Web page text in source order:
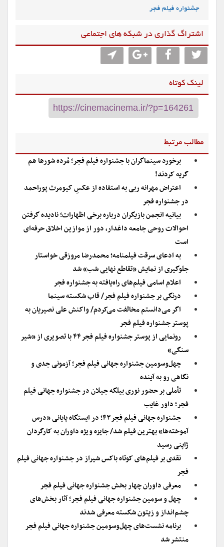
جشنواره فیلم فجر
اشتراگ گذاری در شبکه های اجتماعی
لینک کوتاه
مطالب مرتبط
برخورد سینماگران با جشنواره فیلم فجر؛ مُرده شورها هم
گریه کردند!
اعتراض مهرانه ربی به استفاده از عکسِ کیومرث پوراحمد
در جشنواره فجر
بیانیه انجمن بازیگران درباره برخی اظهارات؛ نادیده گرفتن
احوالات روحی جامعه داغدار، دور از موازین اخلاق حرفه‌ای
است
به ادعای سرقت فیلمنامه؛ محمدرضا مروزقی خواستار
جلوگیری از نمایش «تقاطع نهایی شب» شد
اعلام اسامی فیلم‌های راه‌یافته به جشنواره فجر
درنگی بر جشنواره فیلم فجر/ قاب شکسته سینما
اگر می‌دانستم مخالفت می‌کردم/ واکنش علی نصیریان به
پوستر جشنواره فیلم فجر
رونمایی از پوستر جشنواره فیلم فجر ۴۴ با تصویری از «شیر
سنگی»
چهل‌وسومین جشنواره جهانی فیلم فجر؛ آزمونی جدی و
نگاهی رو به آینده
تأملی بر حضور نوری بیلگه جیلان در جشنواره جهانی فیلم
فجر؛ داور غایب
جشنواره جهانی فیلم فجر۴۳؛ در ایستگاه پایانی «درس
آموخته‌ها» بهترین فیلم شد/ جایزه ویژه داوران به کارگردان
ژاپنی رسید
نقدی بر فیلم‌های کوتاه باکس شیراز در جشنواره جهانی فیلم
فجر
معرفی داوران چهار بخش جشنواره جهانی فیلم فجر
چهل و سومین جشنواره جهانی فیلم فجر؛ آثار بخش‌های
چشم‌انداز و زیتون شکسته معرفی شدند
برنامه نشست‌های چهل‌وسومین جشنواره جهانی فیلم فجر
منتشر شد